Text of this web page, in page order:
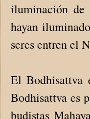
iluminación de
hayan
seres entren el
El Bodhisattva
Bodhisattva es
budistas